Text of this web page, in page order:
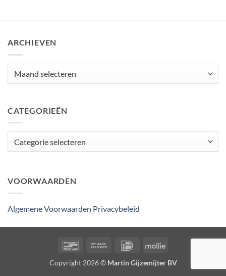
ARCHIEVEN
CATEGORIEËN
VOORWAARDEN
Algemene Voorwaarden Privacybeleid
BancontactBank
IDeal Mollie
Copyright 2026 © Martin Gijzemijter BV